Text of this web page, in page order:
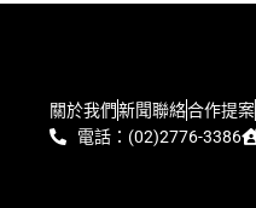
關於我們新聞聯絡合作提案
電話：(02)2776-3386